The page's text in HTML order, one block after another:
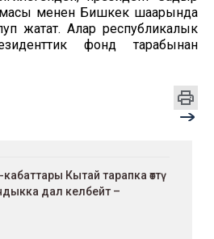
менен Бишкек шаарында
жатат. Алар республикалык
фонд тарабынан
Кытай тарапка өттү
дал келбейт –